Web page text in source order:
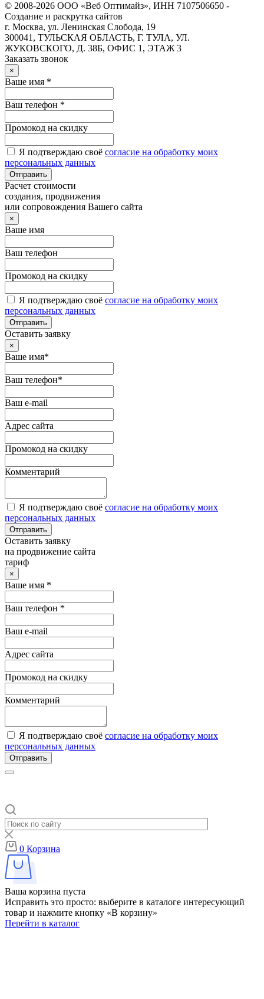
© 2008-2026 ООО «Веб Оптимайз», ИНН 7107506650 -
Создание и раскрутка сайтов
г. Москва, ул. Ленинская Слобода, 19
300041, ТУЛЬСКАЯ ОБЛАСТЬ, Г. ТУЛА, УЛ.
ЖУКОВСКОГО, Д. 38Б, ОФИС 1, ЭТАЖ 3
Заказать звонок
×
Ваше имя *
Ваш телефон *
Промокод на скидку
Я подтверждаю своё согласие на обработку моих
персональных данных
Отправить
Расчет стоимости
создания, продвижения
или сопровождения Вашего сайта
×
Ваше имя
Ваш телефон
Промокод на скидку
Я подтверждаю своё согласие на обработку моих
персональных данных
Отправить
Оставить заявку
×
Ваше имя*
Ваш телефон*
Ваш e-mail
Адрес сайта
Промокод на скидку
Комментарий
Я подтверждаю своё согласие на обработку моих
персональных данных
Отправить
Оставить заявку
на продвижение сайта
тариф
×
Ваше имя *
Ваш телефон *
Ваш e-mail
Адрес сайта
Промокод на скидку
Комментарий
Я подтверждаю своё согласие на обработку моих
персональных данных
Отправить
0 Корзина
Ваша корзина пуста
Исправить это просто: выберите в каталоге интересующий
товар и нажмите кнопку «В корзину»
Перейти в каталог